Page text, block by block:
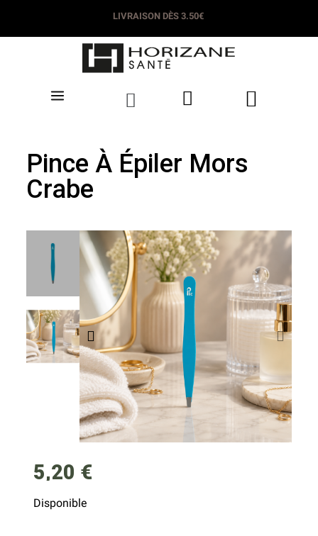
LIVRAISON DÈS 3.50€
Pince À Épiler Mors
Crabe
5,20 €
Disponible